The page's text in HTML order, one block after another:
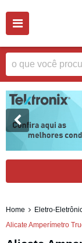
Home Eletro-
Alicate Amperímetro